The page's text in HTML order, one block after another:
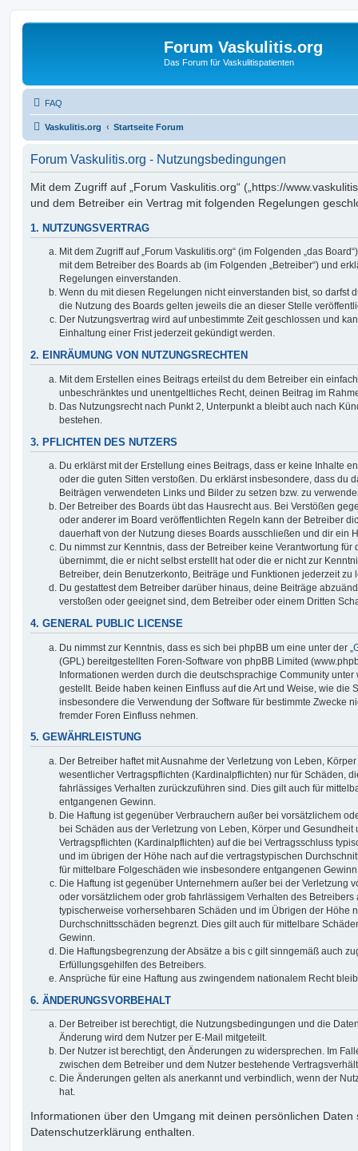
Forum Vaskulitis.org
Das Forum für Vaskulitispatienten
FAQ
Vaskulitis.org Startseite Forum
Forum Vaskulitis.org - Nutzungsbedingungen
Mit dem Zugriff auf „Forum Vaskulitis.org“ („https://
und dem Betreiber ein Vertrag mit folgenden Regelungen
1. NUTZUNGSVERTRAG
Mit dem Zugriff auf „Forum Vaskulitis.org“ (im Folgenden „das
mit dem Betreiber des Boards ab (im Folgenden „Betreiber“) und
Regelungen einverstanden.
Wenn du mit diesen Regelungen nicht einverstanden bist, so darfst
die Nutzung des Boards gelten jeweils die an dieser Stelle
Der Nutzungsvertrag wird auf unbestimmte Zeit geschlossen und
Einhaltung einer Frist jederzeit gekündigt werden.
2. EINRÄUMUNG VON NUTZUNGSRECHTEN
Mit dem Erstellen eines Beitrags erteilst du dem Betreiber ein
unbeschränktes und unentgeltliches Recht, deinen Beitrag im
Das Nutzungsrecht nach Punkt 2, Unterpunkt a bleibt auch nach
bestehen.
3. PFLICHTEN DES NUTZERS
Du erklärst mit der Erstellung eines Beitrags, dass er keine Inhalte
oder die guten Sitten verstoßen. Du erklärst insbesondere, dass du
Beiträgen verwendeten Links und Bilder zu setzen bzw. zu
Der Betreiber des Boards übt das Hausrecht aus. Bei Verstößen
oder anderer im Board veröffentlichten Regeln kann der Betreiber
dauerhaft von der Nutzung dieses Boards ausschließen und dir ein
Du nimmst zur Kenntnis, dass der Betreiber keine Verantwortung für
übernimmt, die er nicht selbst erstellt hat oder die er nicht zur
Betreiber, dein Benutzerkonto, Beiträge und Funktionen jederzeit zu
Du gestattest dem Betreiber darüber hinaus, deine Beiträge
verstoßen oder geeignet sind, dem Betreiber oder einem Dritten
4. GENERAL PUBLIC LICENSE
Du nimmst zur Kenntnis, dass es sich bei phpBB um eine unter der „
(GPL) bereitgestellten Foren-Software von phpBB Limited
Informationen werden durch die deutschsprachige Community unter
gestellt. Beide haben keinen Einfluss auf die Art und Weise, wie die
insbesondere die Verwendung der Software für bestimmte Zwecke
fremder Foren Einfluss nehmen.
5. GEWÄHRLEISTUNG
Der Betreiber haftet mit Ausnahme der Verletzung von Leben,
wesentlicher Vertragspflichten (Kardinalpflichten) nur für Schäden,
fahrlässiges Verhalten zurückzuführen sind. Dies gilt auch für
entgangenen Gewinn.
Die Haftung ist gegenüber Verbrauchern außer bei vorsätzlichem
bei Schäden aus der Verletzung von Leben, Körper und
Vertragspflichten (Kardinalpflichten) auf die bei Vertragsschluss
und im übrigen der Höhe nach auf die vertragstypischen
für mittelbare Folgeschäden wie insbesondere entgangenen
Die Haftung ist gegenüber Unternehmern außer bei der Verletzung
oder vorsätzlichem oder grob fahrlässigem Verhalten des Betreibers
typischerweise vorhersehbaren Schäden und im Übrigen der Höhe
Durchschnittsschäden begrenzt. Dies gilt auch für mittelbare
Gewinn.
Die Haftungsbegrenzung der Absätze a bis c gilt sinngemäß auch
Erfüllungsgehilfen des Betreibers.
Ansprüche für eine Haftung aus zwingendem nationalem Recht
6. ÄNDERUNGSVORBEHALT
Der Betreiber ist berechtigt, die Nutzungsbedingungen und die
Änderung wird dem Nutzer per E-Mail mitgeteilt.
Der Nutzer ist berechtigt, den Änderungen zu widersprechen. Im
zwischen dem Betreiber und dem Nutzer bestehende
Die Änderungen gelten als anerkannt und verbindlich, wenn der
hat.
Informationen über den Umgang mit deinen persönlichen Daten
Datenschutzerklärung enthalten.